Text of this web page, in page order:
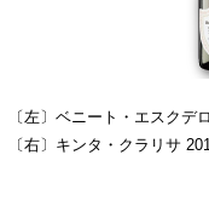
〔左〕ベニート・エスクデロ
〔右〕キンタ・クラリサ